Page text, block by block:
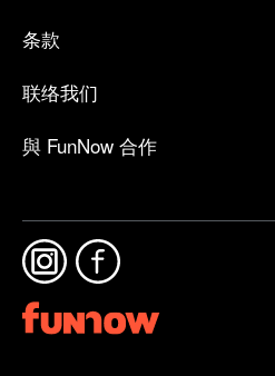
条款
联络我们
與 FunNow 合作